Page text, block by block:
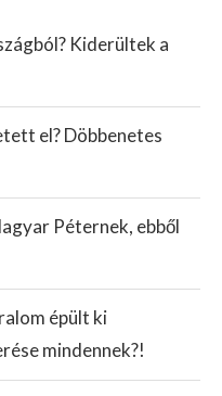
Kiderültek a
el? Döbbenetes
Péternek, ebből
épült ki
mindennek?!